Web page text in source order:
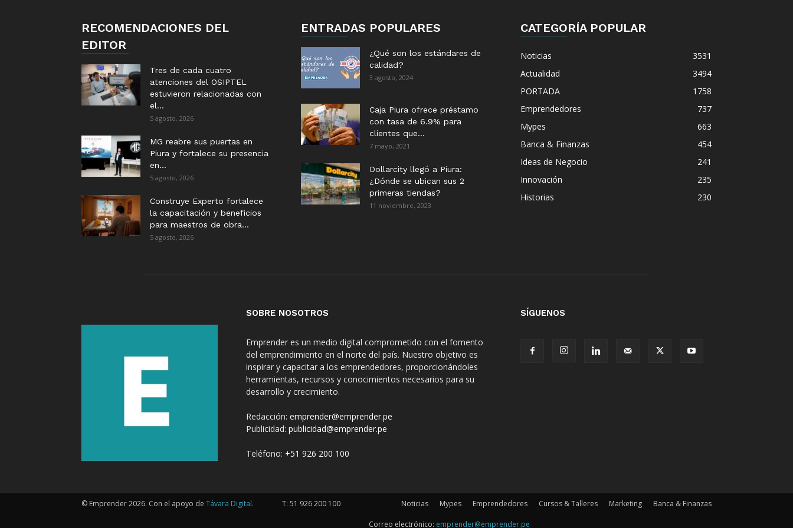
RECOMENDACIONES DEL
EDITOR
Tres de cada cuatro
atenciones del OSIPTEL
estuvieron relacionadas con
el...
5 agosto, 2026
MG reabre sus puertas en
Piura y fortalece su presencia
en...
5 agosto, 2026
Construye Experto fortalece
la capacitación y beneficios
para maestros de obra...
5 agosto, 2026
ENTRADAS POPULARES
¿Qué son los estándares de
calidad?
3 agosto, 2024
Caja Piura ofrece préstamo
con tasa de 6.9% para
clientes que...
7 mayo, 2021
Dollarcity llegó a Piura:
¿Dónde se ubican sus 2
primeras tiendas?
11 noviembre, 2023
CATEGORÍA POPULAR
Noticias
3531
Actualidad
3494
PORTADA
1758
Emprendedores
737
Mypes
663
Banca & Finanzas
454
Ideas de Negocio
241
Innovación
235
Historias
230
SOBRE NOSOTROS
Emprender es un medio digital comprometido con el fomento
del emprendimiento en el norte del país. Nuestro objetivo es
inspirar y capacitar a los emprendedores, proporcionándoles
herramientas, recursos y conocimientos necesarios para su
desarrollo y crecimiento.
Redacción: emprender@emprender.pe
Publicidad: publicidad@emprender.pe
Teléfono: +51 926 200 100
SÍGUENOS
Noticias Mypes Emprendedores Cursos & Talleres Marketing Banca & Finanzas
© Emprender 2026. Con el apoyo de Távara Digital. T: 51 926 200 100
Correo electrónico: emprender@emprender.pe